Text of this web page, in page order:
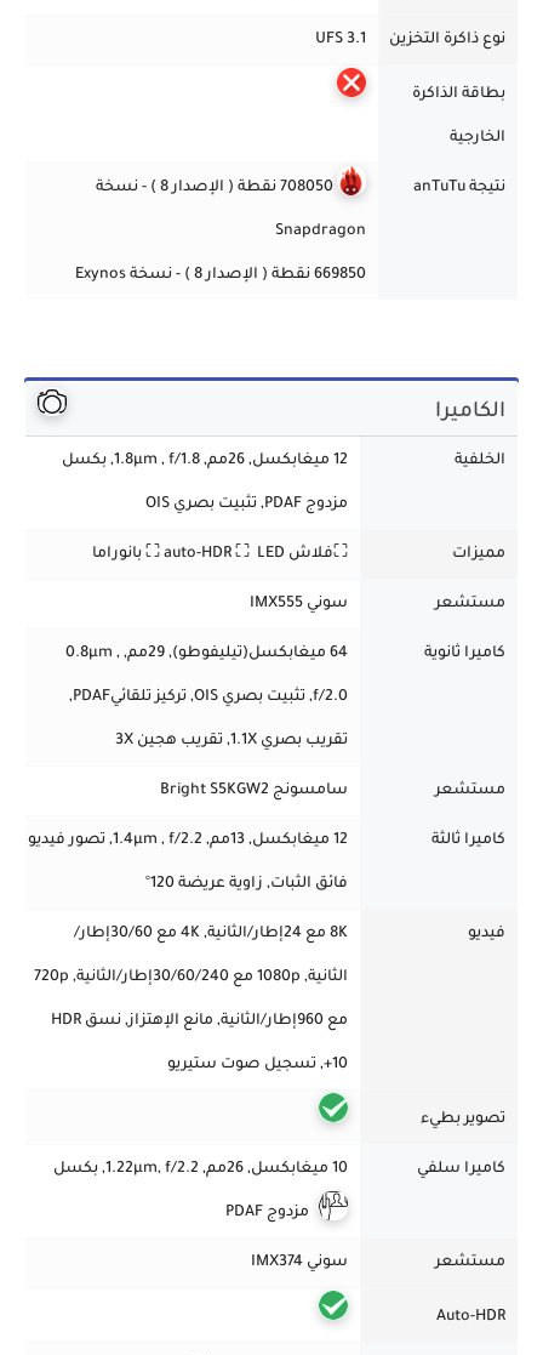
نوع ذاكرة التخزين UFS 3.1
بطاقة الذاكرة
الخارجية
نتيجة anTuTu 708050 نقطة ( الإصدار 8 ) - نسخة
Snapdragon
669850 نقطة ( الإصدار 8 ) - نسخة Exynos
الكاميرا
الخلفية 12 ميغابكسل, 26مم, 1.8µm , f/1.8, بكسل
مزدوج PDAF, تثبيت بصري OIS
مميزات ⛶فلاش auto-HDR ⛶ LED ⛶ بانوراما
مستشعر سوني IMX555
كاميرا ثانوية 64 ميغابكسل(تيليفوطو), 29مم , 0.8µm ,
f/2.0, تثبيت بصري OIS, تركيز تلقائيPDAF,
تقريب بصري 1.1X, تقريب هجين 3X
مستشعر سامسونج Bright S5KGW2
كاميرا ثالثة 12 ميغابكسل , 13مم , 1.4µm , f/2.2, تصور فيديو
فائق الثبات, زاوية عريضة 120°
فيديو 8K مع 24إطار/الثانية, 4K مع 30/60إطار/
الثانية, 1080p مع 30/60/240إطار/الثانية, 720p
مع 960إطار/الثانية, مانع الإهتزاز, نسق HDR
10+, تسجيل صوت ستيريو
تصوير بطيء
كاميرا سلفي 10 ميغابكسل, 26مم, 1.22µm, f/2.2, بكسل
مزدوج PDAF
مستشعر سوني IMX374
Auto-HDR